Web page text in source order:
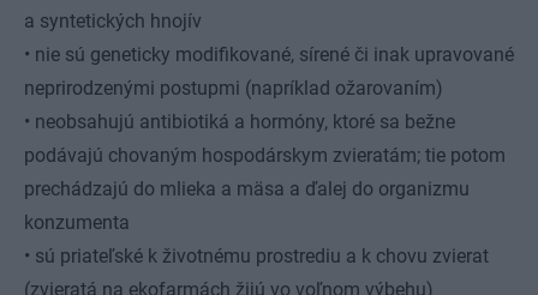
a syntetických hnojív
• nie sú geneticky modifikované, sírené či inak upravované
neprirodzenými postupmi (napríklad ožarovaním)
• neobsahujú antibiotiká a hormóny, ktoré sa bežne
podávajú chovaným hospodárskym zvieratám; tie potom
prechádzajú do mlieka a mäsa a ďalej do organizmu
konzumenta
• sú priateľské k životnému prostrediu a k chovu zvierat
(zvieratá na ekofarmách žijú vo voľnom výbehu)